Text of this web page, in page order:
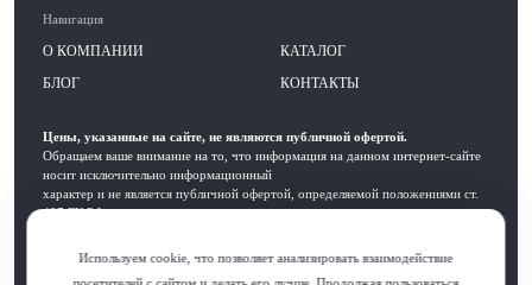
Навигация
О КОМПАНИИ
КАТАЛОГ
БЛОГ
КОНТАКТЫ
Цены, указанные на сайте, не являются публичной офертой.
Обращаем ваше внимание на то, что информация на данном интернет-сайте
носит исключительно информационный
характер и не является публичной офертой, определяемой положениями ст.
437 ГК РФ.
Используем cookie, что позволяет анализировать взаимодействие